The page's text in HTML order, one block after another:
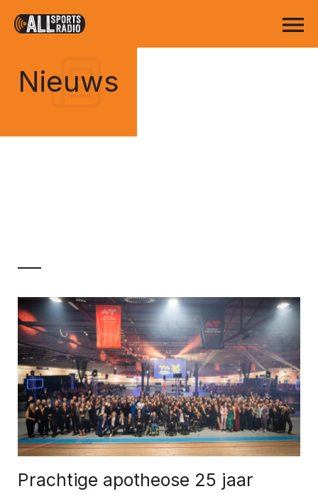
Nieuws
Prachtige apotheose 25 jaar